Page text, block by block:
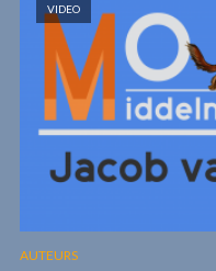
VIDEO
AUTEURS